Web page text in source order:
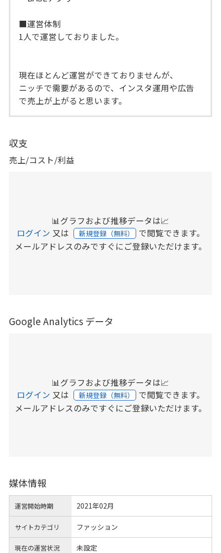
■運営体制
1人で運営しておりました。
現在ほとんど運営ができておりませんが、
ニッチで需要があるので、インスタ運用や広告
で売上が上がると思います。
収支
売上/コスト/利益
📊グラフおよび推移データは📈
ログイン 又は 新規登録（無料） で閲覧できます。
メールアドレスのみですぐにご登録いただけます。
Google Analytics データ
📊グラフおよび推移データは📈
ログイン 又は 新規登録（無料） で閲覧できます。
メールアドレスのみですぐにご登録いただけます。
媒体情報
運営開始時期 2021年02月
サイトカテゴリ ファッション
現在の運営状況 未設定